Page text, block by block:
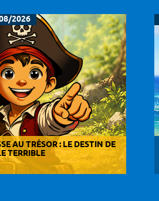
2026
AU TRÉSOR : LE DESTIN DE
TERRIBLE